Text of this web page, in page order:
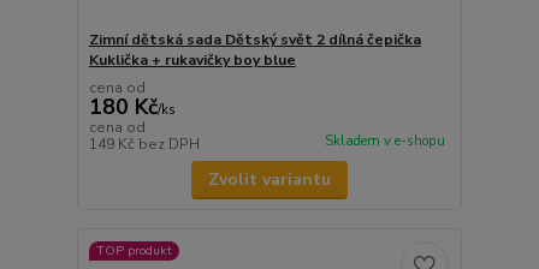
Zimní dětská sada Dětský svět 2 dílná čepička
Kuklička + rukavičky boy blue
cena od
180 Kč/ks
cena od
149 Kč bez DPH Skladem v e-shopu
Zvolit variantu
TOP produkt